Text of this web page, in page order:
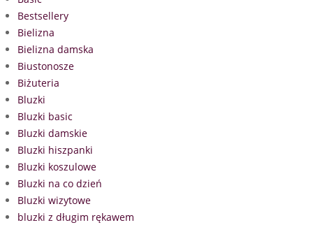
Bestsellery
Bielizna
Bielizna damska
Biustonosze
Biżuteria
Bluzki
Bluzki basic
Bluzki damskie
Bluzki hiszpanki
Bluzki koszulowe
Bluzki na co dzień
Bluzki wizytowe
bluzki z długim rękawem